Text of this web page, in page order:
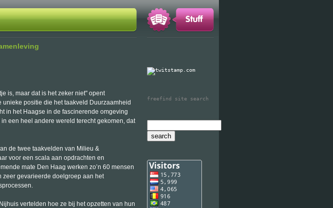
freefind site search
is, maar dat is het zeker niet" opent
positie die het taakveld Duurzaamheid
in het Haagse in de fascinerende omgeving
een heel andere wereld terecht gekomen, dat
de twee taakvelden van Milieu &
voor een scala aan opdrachten en
mate Den Haag werken zo’n 60 mensen
zeer gevarieerde doelgroep aan het
vertelden hoe ze bij het opzetten van hun